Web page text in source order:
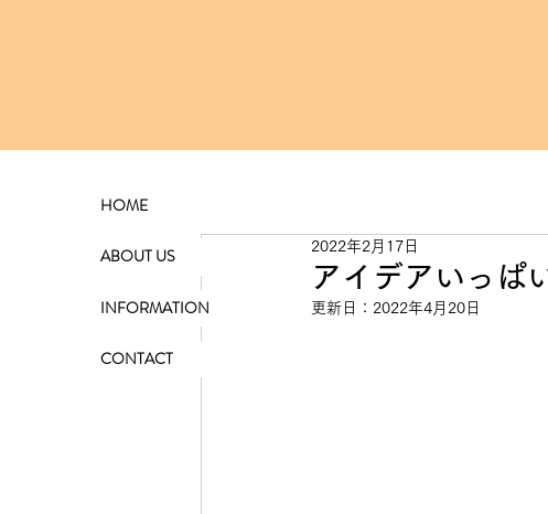
HOME
ABOUT US
INFORMATION
CONTACT
アイデアいっぱ
2022年2月17日
更新日： 2022年4月20日